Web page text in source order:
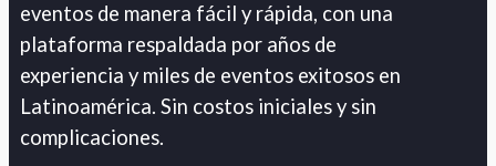
eventos de manera fácil y rápida, con una
plataforma respaldada por años de
experiencia y miles de eventos exitosos en
Latinoamérica. Sin costos iniciales y sin
complicaciones.